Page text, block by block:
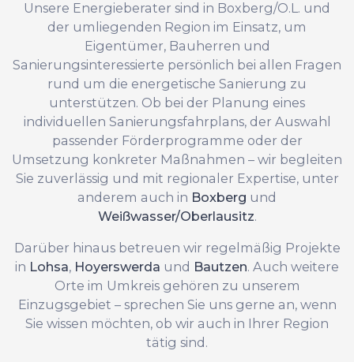
Unsere Energieberater sind in Boxberg/O.L. und
der umliegenden Region im Einsatz, um
Eigentümer, Bauherren und
Sanierungsinteressierte persönlich bei allen Fragen
rund um die energetische Sanierung zu
unterstützen. Ob bei der Planung eines
individuellen Sanierungsfahrplans, der Auswahl
passender Förderprogramme oder der
Umsetzung konkreter Maßnahmen – wir begleiten
Sie zuverlässig und mit regionaler Expertise, unter
anderem auch in Boxberg und
Weißwasser/Oberlausitz.
Darüber hinaus betreuen wir regelmäßig Projekte
in Lohsa, Hoyerswerda und Bautzen. Auch weitere
Orte im Umkreis gehören zu unserem
Einzugsgebiet – sprechen Sie uns gerne an, wenn
Sie wissen möchten, ob wir auch in Ihrer Region
tätig sind.